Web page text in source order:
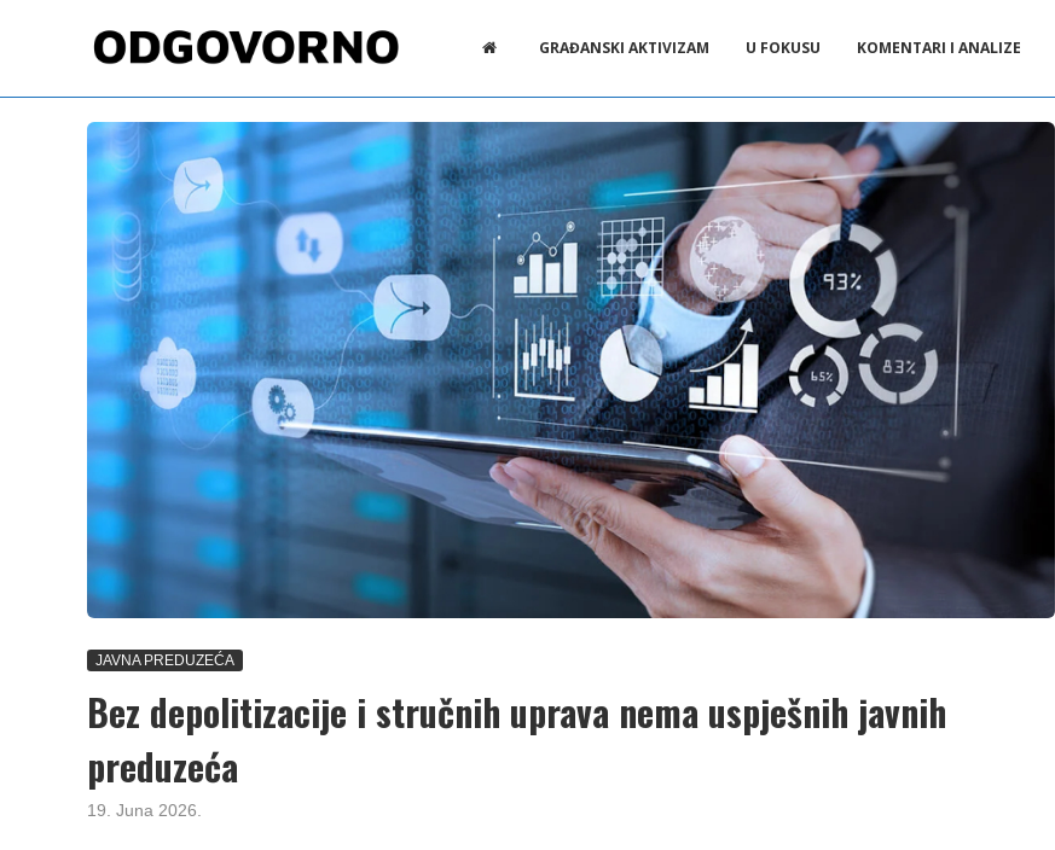
GRAĐANSKI AKTIVIZAM U FOKUSU KOMENTARI I ANALIZE
JAVNA PREDUZEĆA
Bez depolitizacije i stručnih uprava nema uspješnih javnih
preduzeća
19. Juna 2026.